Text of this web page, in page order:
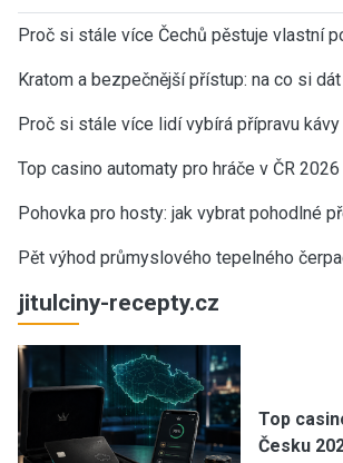
Proč si stále více Čechů pěstuje vlastní
Kratom a bezpečnější přístup: na co si
Proč si stále více lidí vybírá přípravu kávy
Top casino automaty pro hráče v ČR 2026
Pohovka pro hosty: jak vybrat pohodlné
Pět výhod průmyslového tepelného
jitulciny-recepty.cz
Top
Česku